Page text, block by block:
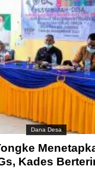
Dana Desa
Kades